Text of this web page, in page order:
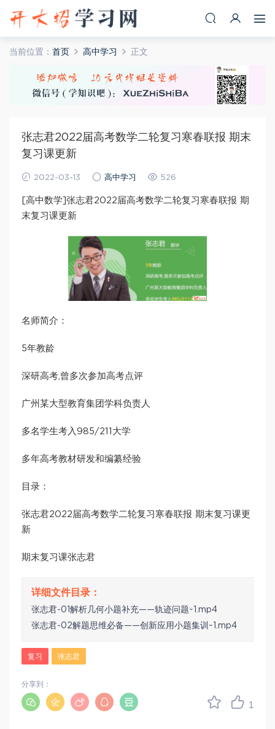
当前位置： 首页 高中学习 正文
张志君2022届高考数学二轮复习寒春联报 期末
复习课更新
2022-03-13 高中学习 526
[高中数学]张志君2022届高考数学二轮复习寒春联报 期
末复习课更新
名师简介：
5年教龄
深研高考,曾多次参加高考点评
广州某大型教育集团学科负责人
多名学生考入985/211大学
多年高考教材研发和编纂经验
目录：
张志君2022届高考数学二轮复习寒春联报 期末复习课更
新
期末复习课张志君
张志君-01解析几何小题补充——轨迹问题~1.mp4
张志君-02解题思维必备——创新应用小题集训~1.mp4
复习 张志君
1
分享到：